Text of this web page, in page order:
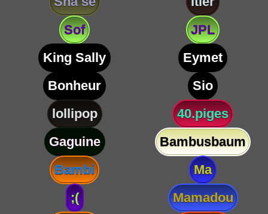
Sof
JPL
King Sally
Eymet
Bonheur
Sio
lollipop
40.piges
Gaguine
Bambusbaum
Bambi
Ma
;(
Mamadou